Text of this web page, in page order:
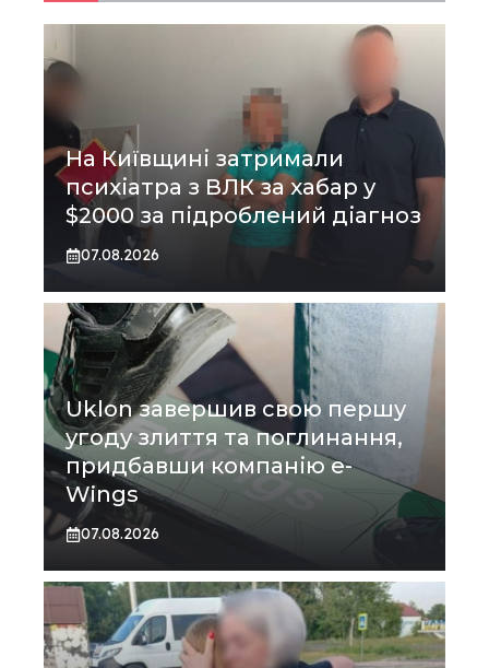
На Київщині затримали
психіатра з ВЛК за хабар у
$2000 за підроблений діагноз
07.08.2026
Uklon завершив свою першу
угоду злиття та поглинання,
придбавши компанію e-
Wings
07.08.2026